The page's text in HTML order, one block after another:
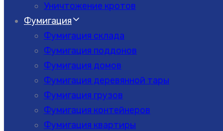
Уничтожение кротов
Фумигация
Фумигация склада
Фумигация поддонов
Фумигация домов
Фумигация деревянной тары
Фумигация грузов
Фумигация контейнеров
Фумигация квартиры